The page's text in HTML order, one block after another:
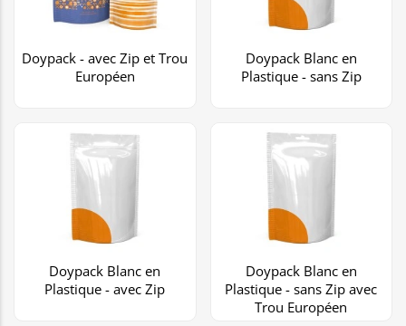
Doypack - avec Zip et Trou
Européen
Doypack Blanc en
Plastique - sans Zip
Doypack Blanc en
Plastique - avec Zip
Doypack Blanc en
Plastique - sans Zip avec
Trou Européen